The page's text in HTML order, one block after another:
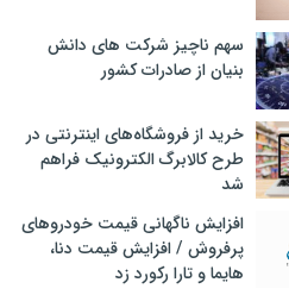
سهم ناچیز شرکت های دانش
بنیان از صادرات کشور
خرید از فروشگاه‌های اینترنتی در
طرح کالابرگ الکترونیک فراهم
شد
افزایش ناگهانی قیمت خودروهای
پرفروش / افزایش قیمت دنا،
هایما و تارا رکورد زد